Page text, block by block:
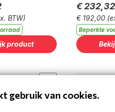
BTW)
product
€ 232,32
€ 192,00
Beperkte
gebruik van cookies.